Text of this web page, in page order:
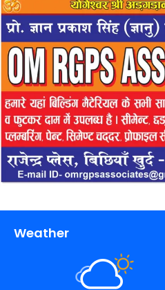
Weather